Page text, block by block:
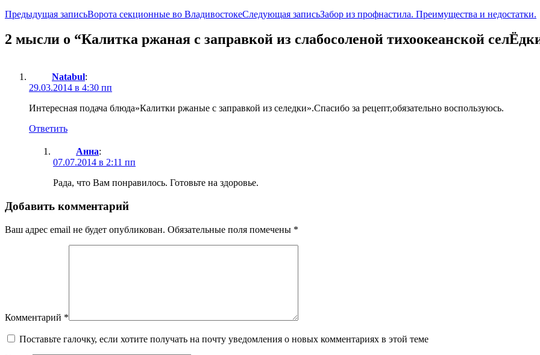
Предыдущая записьВорота секционные во ВладивостокеСледующая записьЗабор из профнастила. Преимущества и недостатки.
2 мысли о “Калитка ржаная с заправкой из слабосоленой тихоокеанской
Natabul:
29.03.2014 в 4:30 пп
Интересная подача блюда»Калитки ржаные с заправкой из селедки».Спасибо за рецепт,обязательно воспользуюсь.
Ответить
Анна:
07.07.2014 в 2:11 пп
Рада, что Вам понравилось. Готовьте на здоровье.
Добавить комментарий
Ваш адрес email не будет опубликован. Обязательные поля помечены *
Комментарий *
Поставьте галочку, если хотите получать на почту уведомления о новых комментариях в этой теме